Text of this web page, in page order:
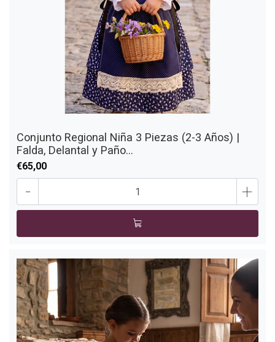
Conjunto Regional Niña 3 Piezas (2-3 Años) |
Falda, Delantal y Paño...
€65,00
- +